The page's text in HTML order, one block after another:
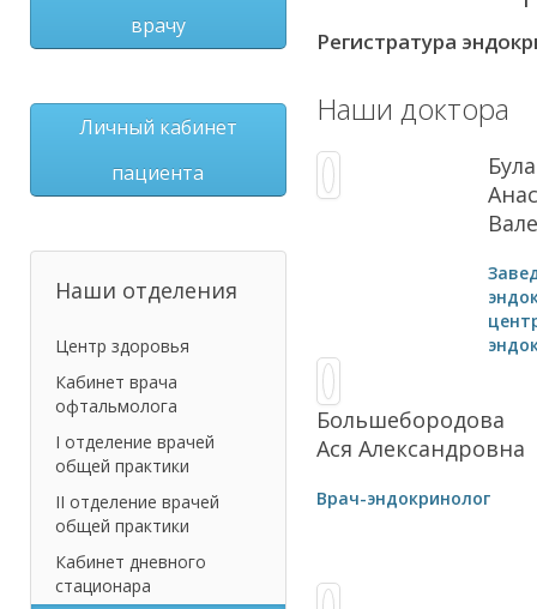
Регистратура
Наши доктора
Большебородова
Ася Александровна
Врач-эндокринолог
врачу
Личный кабинет
пациента
Наши отделения
Центр здоровья
Кабинет врача
офтальмолога
I отделение врачей
общей практики
II отделение врачей
общей практики
Кабинет дневного
стационара